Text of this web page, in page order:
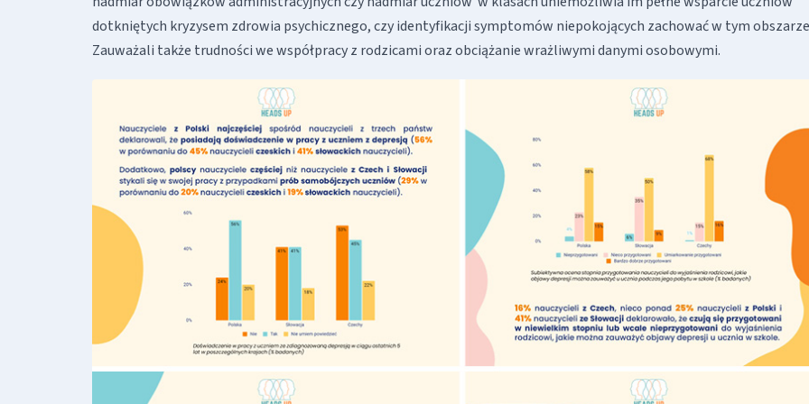
dotkniętych kryzysem zdrowia psychicznego, czy identyfikacji symptomów niepokojących zachować w tym
Zauważali także trudności we współpracy z rodzicami oraz obciążanie wrażliwymi danymi osobowymi.